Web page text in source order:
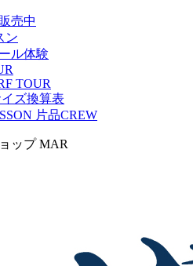
売中
ン
ル体験
TOUR
ズ換算表
片品CREW
ップ MAR